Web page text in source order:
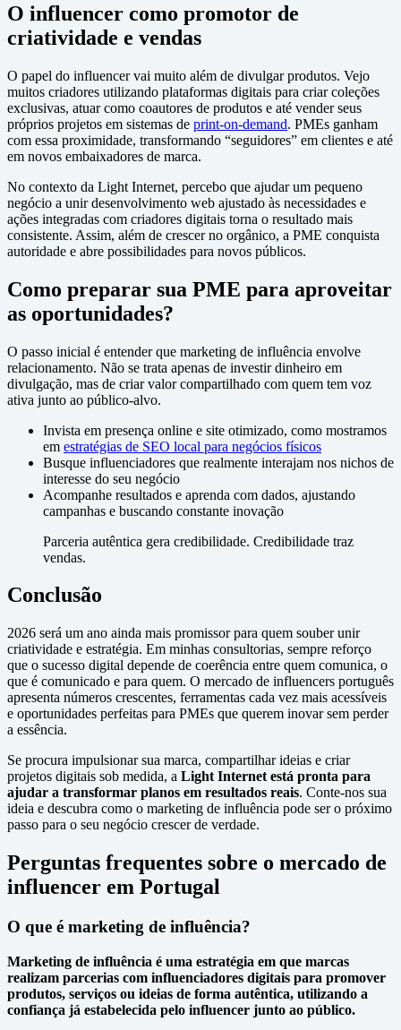
O influencer como promotor de
criatividade e vendas
O papel do influencer vai muito além de divulgar produtos. Vejo
muitos criadores utilizando plataformas digitais para criar coleções
exclusivas, atuar como coautores de produtos e até vender seus
próprios projetos em sistemas de print-on-demand. PMEs ganham
com essa proximidade, transformando “seguidores” em clientes e até
em novos embaixadores de marca.
No contexto da Light Internet, percebo que ajudar um pequeno
negócio a unir desenvolvimento web ajustado às necessidades e
ações integradas com criadores digitais torna o resultado mais
consistente. Assim, além de crescer no orgânico, a PME conquista
autoridade e abre possibilidades para novos públicos.
Como preparar sua PME para aproveitar
as oportunidades?
O passo inicial é entender que marketing de influência envolve
relacionamento. Não se trata apenas de investir dinheiro em
divulgação, mas de criar valor compartilhado com quem tem voz
ativa junto ao público-alvo.
Invista em presença online e site otimizado, como mostramos
em estratégias de SEO local para negócios físicos
Busque influenciadores que realmente interajam nos nichos de
interesse do seu negócio
Acompanhe resultados e aprenda com dados, ajustando
campanhas e buscando constante inovação
Parceria autêntica gera credibilidade. Credibilidade traz
vendas.
Conclusão
2026 será um ano ainda mais promissor para quem souber unir
criatividade e estratégia. Em minhas consultorias, sempre reforço
que o sucesso digital depende de coerência entre quem comunica, o
que é comunicado e para quem. O mercado de influencers português
apresenta números crescentes, ferramentas cada vez mais acessíveis
e oportunidades perfeitas para PMEs que querem inovar sem perder
a essência.
Se procura impulsionar sua marca, compartilhar ideias e criar
projetos digitais sob medida, a Light Internet está pronta para
ajudar a transformar planos em resultados reais. Conte-nos sua
ideia e descubra como o marketing de influência pode ser o próximo
passo para o seu negócio crescer de verdade.
Perguntas frequentes sobre o mercado de
influencer em Portugal
O que é marketing de influência?
Marketing de influência é uma estratégia em que marcas
realizam parcerias com influenciadores digitais para promover
produtos, serviços ou ideias de forma autêntica, utilizando a
confiança já estabelecida pelo influencer junto ao público.